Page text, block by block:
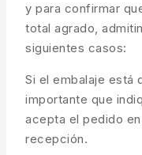
y para confirmar
total agrado,
siguientes casos:
Si el embalaje está
importante que
acepta el pedido
recepción.